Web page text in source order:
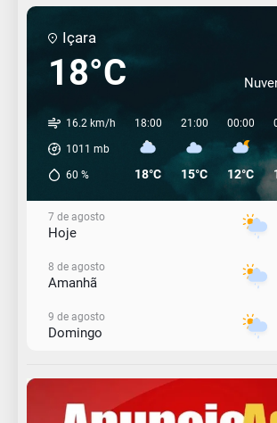
Içara
18°C
16.2 km/h
1011 mb
60 %
18:00
18°C
21:00
15°C
00:00
12°C
7 de agosto
Hoje
8 de agosto
Amanhã
9 de agosto
Domingo
Segunda-Feira
11 de agosto